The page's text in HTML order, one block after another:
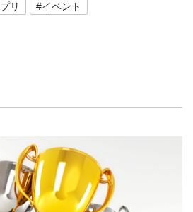
リ
#イベント